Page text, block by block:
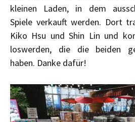
kleinen Laden, in dem
Spiele verkauft werden. Dort
Kiko Hsu und Shin Lin und
loswerden, die die beiden
haben. Danke dafür!